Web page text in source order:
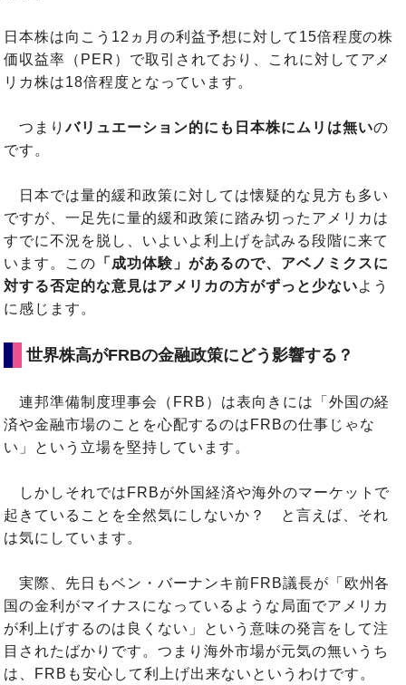
日本株は向こう12ヵ月の利益予想に対して15倍程度の株
価収益率（PER）で取引されており、これに対してアメ
リカ株は18倍程度となっています。
つまりバリュエーション的にも日本株にムリは無いの
です。
日本では量的緩和政策に対しては懐疑的な見方も多い
ですが、一足先に量的緩和政策に踏み切ったアメリカは
すでに不況を脱し、いよいよ利上げを試みる段階に来て
います。この 「成功体験」があるので、アベノミクスに
対する否定的な意見はアメリカの方がずっと少ないよう
に感じます。
世界株高がFRBの金融政策にどう影響する？
連邦準備制度理事会（FRB）は表向きには「外国の経
済や金融市場のことを心配するのはFRBの仕事じゃな
い」という立場を堅持しています。
しかしそれではFRBが外国経済や海外のマーケットで
起きていることを全然気にしないか？ と言えば、それ
は気にしています。
実際、先日もベン・バーナンキ前FRB議長が「欧州各
国の金利がマイナスになっているような局面でアメリカ
が利上げするのは良くない」という意味の発言をして注
目されたばかりです。つまり海外市場が元気の無いうち
は、FRBも安心して利上げ出来ないというわけです。